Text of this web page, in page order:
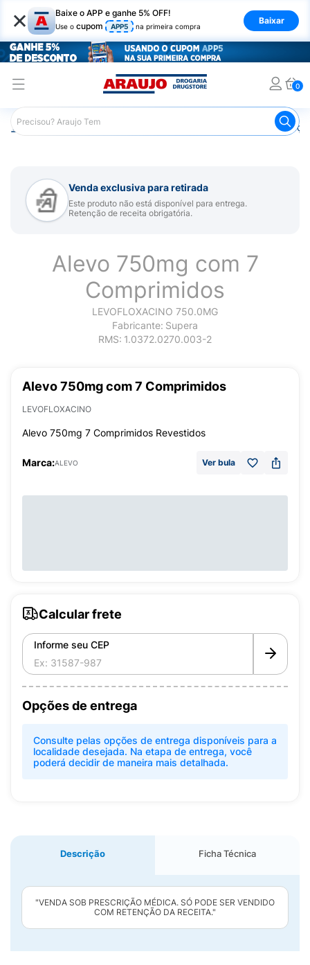
× Baixe o APP e ganhe 5% OFF!
Use o cupom APP5 na primeira compra
Baixar
0
Araujo Medicamentos Remédios para Alergias e
Venda exclusiva para retirada
Este produto não está disponível para entrega.
Retenção de receita obrigatória.
Alevo 750mg com 7
Comprimidos
LEVOFLOXACINO 750.0MG
Fabricante: Supera
RMS: 1.0372.0270.003-2
Alevo 750mg com 7 Comprimidos
LEVOFLOXACINO
Alevo 750mg 7 Comprimidos Revestidos
Marca:ALEVO Ver bula
Calcular frete
Informe seu CEP
Opções de entrega
Consulte pelas opções de entrega disponíveis para a
localidade desejada. Na etapa de entrega, você
poderá decidir de maneira mais detalhada.
Descrição Ficha Técnica
"VENDA SOB PRESCRIÇÃO MÉDICA. SÓ PODE SER VENDIDO
COM RETENÇÃO DA RECEITA."